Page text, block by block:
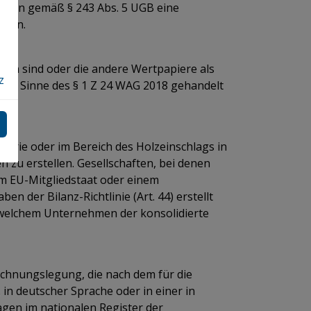
gemäß § 243 Abs. 5 UGB eine
sind oder die andere Wertpapiere als
Sinne des § 1 Z 24 WAG 2018 gehandelt
oder im Bereich des Holzeinschlags in
erstellen. Gesellschaften, bei denen
EU-Mitgliedstaat oder einem
der Bilanz-Richtlinie (Art. 44) erstellt
Unternehmen der konsolidierte
die nach dem für die
deutscher Sprache oder in einer in
im nationalen Register der